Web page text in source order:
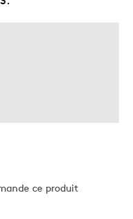
ce produit